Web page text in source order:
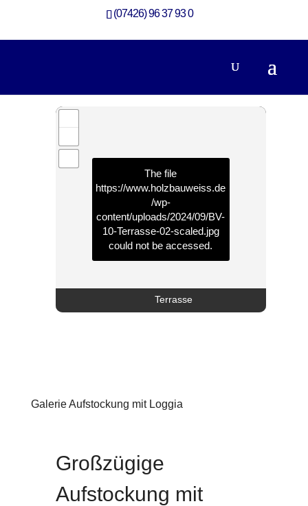
(07426) 96 37 93 0
Terrasse
The file
https://www.holzbauweiss.de
/wp-
content/uploads/2024/09/BV-
10-Terrasse-02-scaled.jpg
could not be accessed.
Galerie Aufstockung mit Loggia
Großzügige
Aufstockung mit